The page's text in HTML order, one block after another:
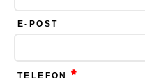
E-POST
TELEFON*